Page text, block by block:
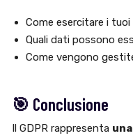
Come esercitare i
Quali dati possono
Come vengono
🎯 Conclusione
Il GDPR rappresenta